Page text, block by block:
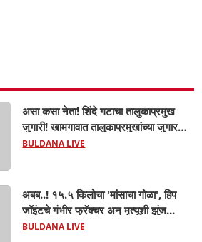
असा कसा नेता! शिंदे गटाचा तालुकाप्रमुख
जुगारी! खामगावात तालुकाप्रमुखांच्या जुगार
अड्ड्यावर डीवायएसपी पथकाची धाड.. अंधारात
BULDANA LIVE
अबब..! १५.५ किलोचा 'मांसाचा गोळा', हिप
जॉइंटचे गंभीर फ्रॅक्चर अन् मृत्यूशी झुंज...
BULDANA LIVE